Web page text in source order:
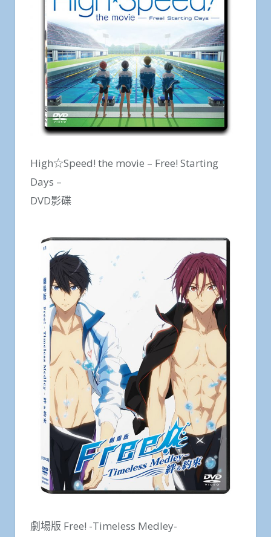
High☆Speed! the movie – Free! Starting
Days –
DVD影碟
劇場版 Free! -Timeless Medley-